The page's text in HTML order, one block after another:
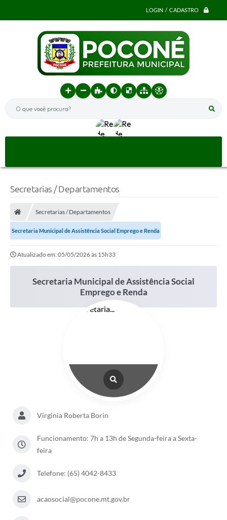
LOGIN / CADASTRO
O que você procura?
Secretarias / Departamentos
Secretarias / Departamentos
Secretaria Municipal de Assistência Social Emprego e Renda
Atualizado em: 05/05/2026 às 15h33
Secretaria Municipal de Assistência Social
Emprego e Renda
Virginia Roberta Borin
Funcionamento: 7h a 13h de Segunda-feira a Sexta-
feira
Telefone: (65) 4042-8433
acaosocial@pocone.mt.gov.br